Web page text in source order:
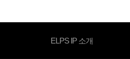
ELPS IP 소개